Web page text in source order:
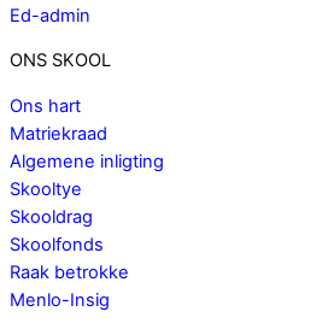
Ed-admin
ONS SKOOL
Ons hart
Matriekraad
Algemene inligting
Skooltye
Skooldrag
Skoolfonds
Raak betrokke
Menlo-Insig